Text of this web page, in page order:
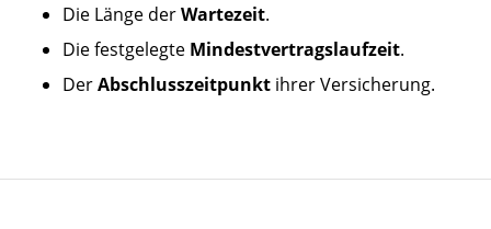
Die Länge derWartezeit.
Die festgelegte Mindestvertragslaufzeit.
DerAbschlusszeitpunktihrer Versicherung.